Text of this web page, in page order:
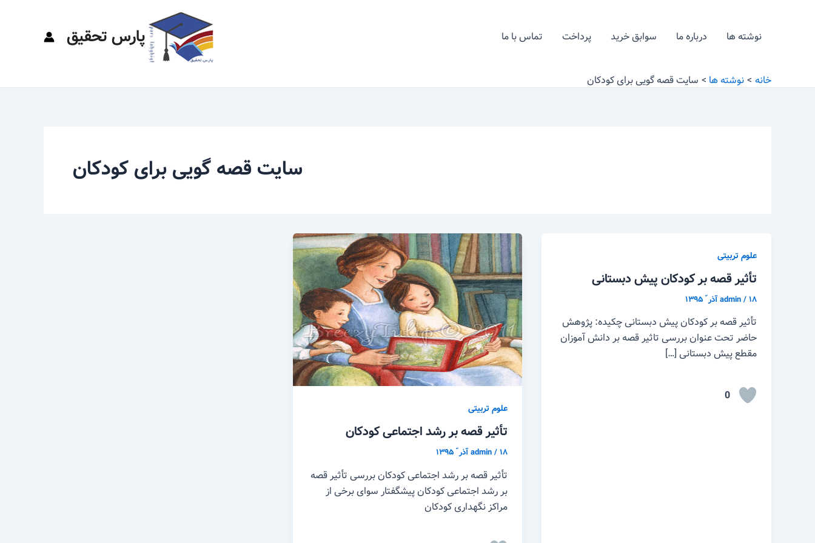
نوشته ها درباره ما سوابق خرید پرداخت تماس با ما پارس تحقیق
خانه نوشته ها سایت قصه گویی برای کودکان
سایت قصه گویی برای کودکان
علوم تربیتی
تأثیر قصه بر کودکان پیش دبستانی
admin/۱۸ آذر ّ ۱۳۹۵
تأثیر قصه بر کودکان پیش دبستانی چکیده: پژوهش
حاضر تحت عنوان بررسی تاثیر قصه بر دانش آموزان
مقطع پیش دبستانی […]
0
علوم تربیتی
تأثیر قصه بر رشد اجتماعی کودکان
admin/۱۸ آذر ّ ۱۳۹۵
تأثیر قصه بر رشد اجتماعی کودکان بررسی تأثیر قصه
بر رشد اجتماعی کودکان پیشگفتار سوای برخی از
مراکز نگهداری کودکان